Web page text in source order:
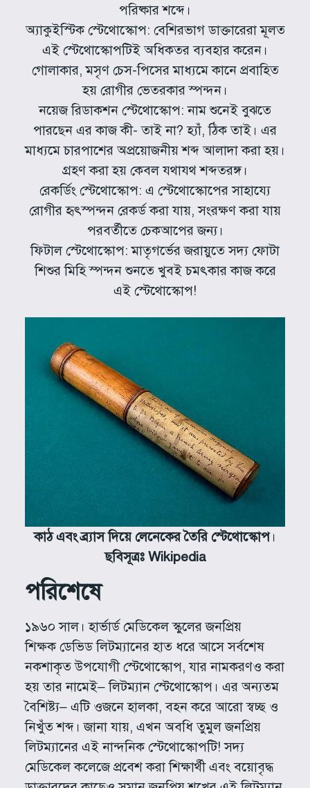
পরিষ্কার শব্দে।
অ্যাকুইস্টিক স্টেথোস্কোপ: বেশিরভাগ ডাক্তারেরা মূলত
এই স্টেথোস্কোপটিই অধিকতর ব্যবহার করেন।
গোলাকার, মসৃণ চেস-পিসের মাধ্যমে কানে প্রবাহিত
হয় রোগীর ভেতরকার স্পন্দন।
নয়েজ রিডাকশন স্টেথোস্কোপ: নাম শুনেই বুঝতে
পারছেন এর কাজ কী- তাই না? হ্যাঁ, ঠিক তাই। এর
মাধ্যমে চারপাশের অপ্রয়োজনীয় শব্দ আলাদা করা হয়।
গ্রহণ করা হয় কেবল যথাযথ শব্দতরঙ্গ।
রেকর্ডিং স্টেথোস্কোপ: এ স্টেথোস্কোপের সাহায্যে
রোগীর হৃৎস্পন্দন রেকর্ড করা যায়, সংরক্ষণ করা যায়
পরবর্তীতে চেকআপের জন্য।
ফিটাল স্টেথোস্কোপ: মাতৃগর্ভের জরায়ুতে সদ্য ফোটা
শিশুর মিহি স্পন্দন শুনতে খুবই চমৎকার কাজ করে
এই স্টেথোস্কোপ!
কাঠ এবং ব্র্যাস দিয়ে লেনেকের তৈরি স্টেথোস্কোপ।
ছবিসূত্রঃ Wikipedia
পরিশেষে
১৯৬০ সাল। হার্ভার্ড মেডিকেল স্কুলের জনপ্রিয়
শিক্ষক ডেভিড লিটম্যানের হাত ধরে আসে সর্বশেষ
নকশাকৃত উপযোগী স্টেথোস্কোপ, যার নামকরণও করা
হয় তার নামেই– লিটম্যান স্টেথোস্কোপ। এর অন্যতম
বৈশিষ্ট্য– এটি ওজনে হালকা, বহন করে আরো স্বচ্ছ ও
নিখুঁত শব্দ। জানা যায়, এখন অবধি তুমুল জনপ্রিয়
লিটম্যানের এই নান্দনিক স্টেথোস্কোপটি! সদ্য
মেডিকেল কলেজে প্রবেশ করা শিক্ষার্থী এবং বয়োবৃদ্ধ